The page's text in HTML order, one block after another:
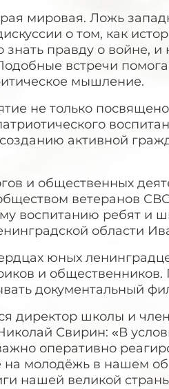
мировая. Ложь
о том, как
правду о войне, и
встречи
мышление.
не только
активной
и общественных
ветеранов
воспитанию ребят и
области
юных
и
документальный
директор школы и
Свирин: «В
оперативно
на молодёжь в нашем
нашей великой